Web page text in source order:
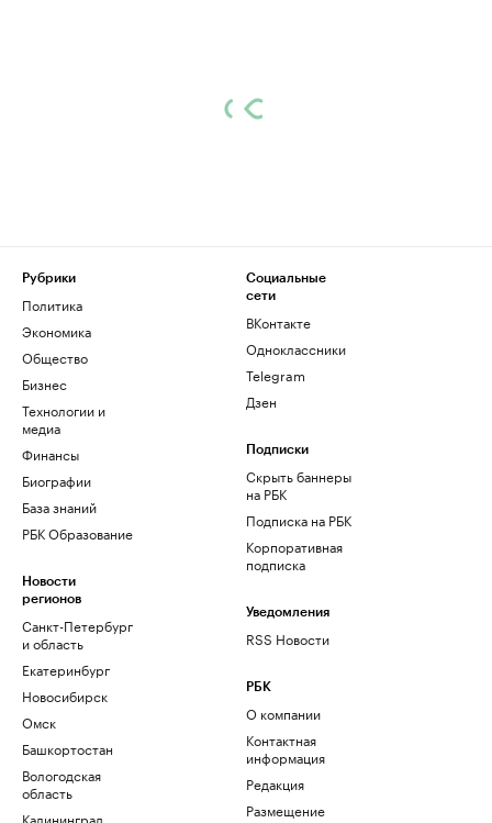
Рубрики
Политика
Экономика
Общество
Бизнес
Технологии и
медиа
Финансы
Биографии
База знаний
РБК Образование
Новости
регионов
Санкт-Петербург
и область
Екатеринбург
Новосибирск
Омск
Башкортостан
Вологодская
область
Калининград
Социальные
сети
ВКонтакте
Одноклассники
Telegram
Дзен
Подписки
Скрыть баннеры
на РБК
Подписка на РБК
Корпоративная
подписка
Уведомления
RSS Новости
РБК
О компании
Контактная
информация
Редакция
Размещение